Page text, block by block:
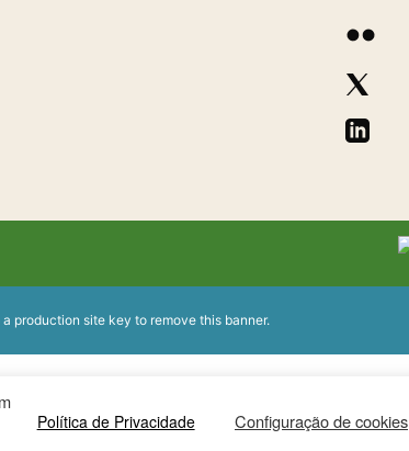
Política de Privacidade Configuração de cookies
production site key to remove this banner.